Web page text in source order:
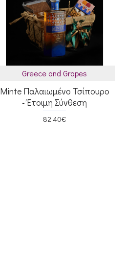
Greece and Grapes
Minte Παλαιωμένο Τσίπουρο
- Έτοιμη Σύνθεση
82.40€